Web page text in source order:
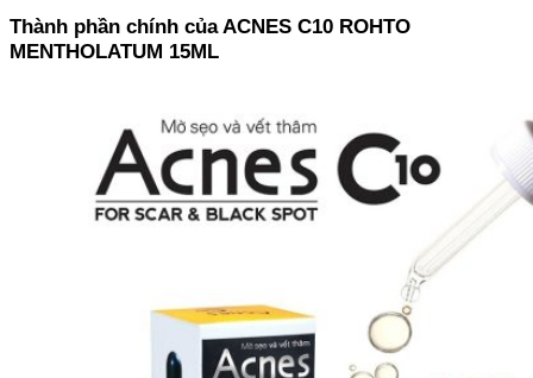
Thành phần chính của ACNES C10 ROHTO
MENTHOLATUM 15ML